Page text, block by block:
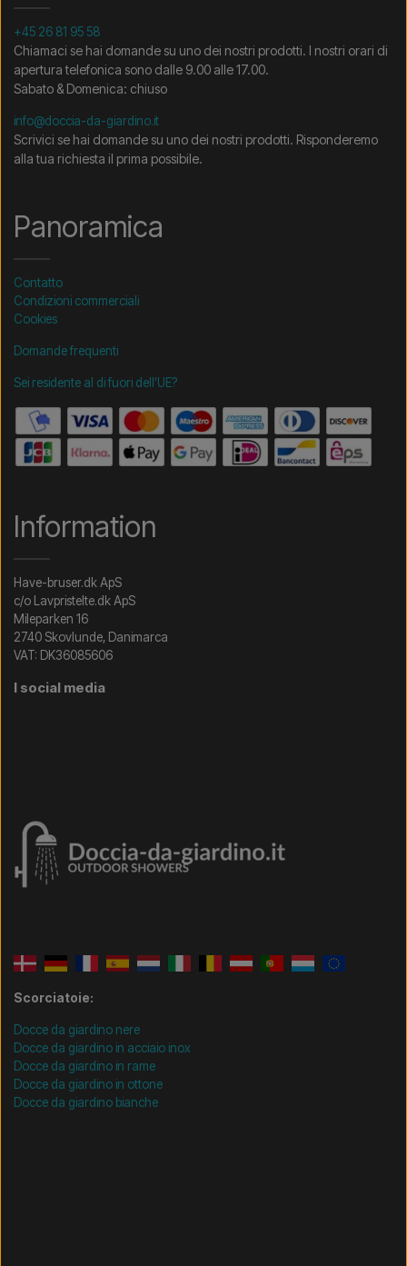
+45 26 81 95 58
Chiamaci se hai domande su uno dei nostri prodotti. I nostri orari di
apertura telefonica sono dalle 9.00 alle 17.00.
Sabato & Domenica: chiuso
info@doccia-da-giardino.it
Scrivici se hai domande su uno dei nostri prodotti. Risponderemo
alla tua richiesta il prima possibile.
Panoramica
Contatto
Condizioni commerciali
Cookies
Domande frequenti
Sei residente al di fuori dell'UE?
Information
Have-bruser.dk ApS
c/o Lavpristelte.dk ApS
Mileparken 16
2740 Skovlunde, Danimarca
VAT: DK36085606
I social media
Scorciatoie:
Docce da giardino nere
Docce da giardino in acciaio inox
Docce da giardino in rame
Docce da giardino in ottone
Docce da giardino bianche